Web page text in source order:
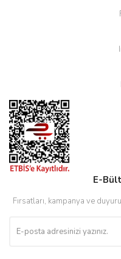
E-
Fırsatları, kampanya ve